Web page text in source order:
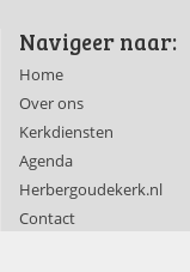
Navigeer naar:
Home
Over ons
Kerkdiensten
Agenda
Herbergoudekerk.nl
Contact